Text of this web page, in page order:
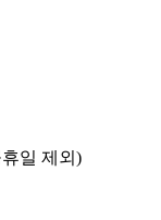
일 제외)